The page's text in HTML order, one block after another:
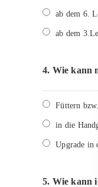
ab dem 6.
ab dem
4. Wie kann
Füttern
in die
Upgrade in
5. Wie kann